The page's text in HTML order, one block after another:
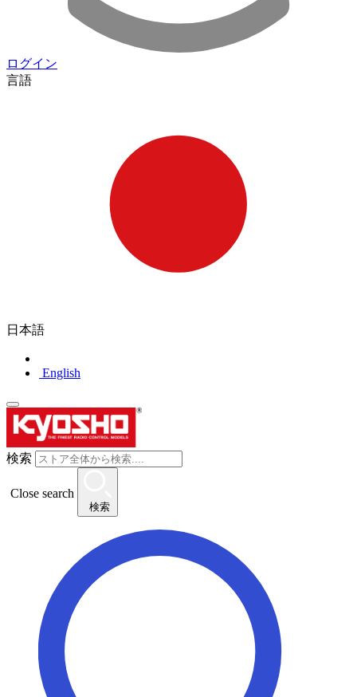
ログイン
言語
日本語
English
検索
Close search
検索